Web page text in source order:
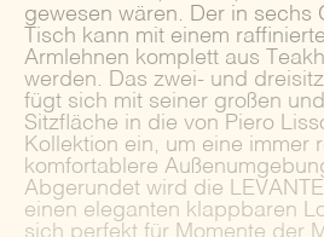
gewesen wären. Der in sechs
Tisch kann mit einem
Armlehnen komplett aus
werden. Das zwei- und
fügt sich mit seiner großen
Sitzfläche in die von Piero
Kollektion ein, um eine immer
komfortablere
Abgerundet wird die
einen eleganten klappbaren
sich perfekt für Momente der